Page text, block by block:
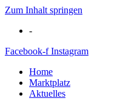
Zum Inhalt springen
-
Facebook-f Instagram
Home
Marktplatz
Aktuelles